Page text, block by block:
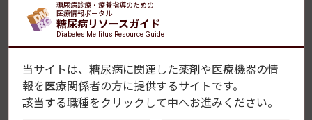
早期DKDへのフィネレノン 腎症軽症化に
寄与する可能性を示唆
よく読まれている記事
糖尿病診療・療養指導のための
医療情報ポータル
糖尿病リソースガイド
Diabetes Mellitus Resource Guide
当サイトは、糖尿病に関連した薬剤や医療機器の情
報を医療関係者の方に提供するサイトです。
該当する職種をクリックして中へお進みください。